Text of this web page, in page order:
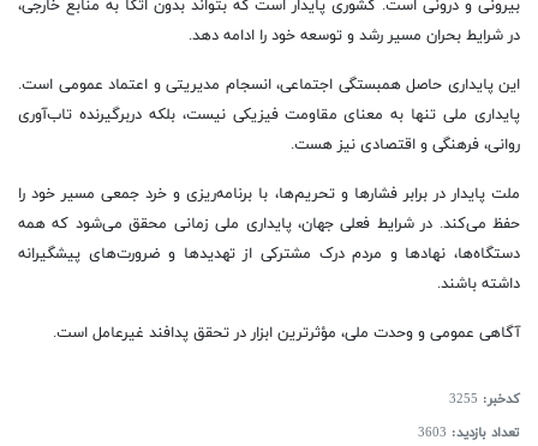
بیرونی و درونی است. کشوری پایدار است که بتواند بدون اتکا به منابع خارجی،
در شرایط بحران مسیر رشد و توسعه خود را ادامه دهد.
این پایداری حاصل همبستگی اجتماعی، انسجام مدیریتی و اعتماد عمومی است.
پایداری ملی تنها به معنای مقاومت فیزیکی نیست، بلکه دربرگیرنده تاب‌آوری
روانی، فرهنگی و اقتصادی نیز هست.
ملت پایدار در برابر فشارها و تحریم‌ها، با برنامه‌ریزی و خرد جمعی مسیر خود را
حفظ می‌کند. در شرایط فعلی جهان، پایداری ملی زمانی محقق می‌شود که همه
دستگاه‌ها، نهادها و مردم درک مشترکی از تهدیدها و ضرورت‌های پیشگیرانه
داشته باشند.
آگاهی عمومی و وحدت ملی، مؤثرترین ابزار در تحقق پدافند غیرعامل است.
کدخبر: 3255
تعداد بازدید: 3603